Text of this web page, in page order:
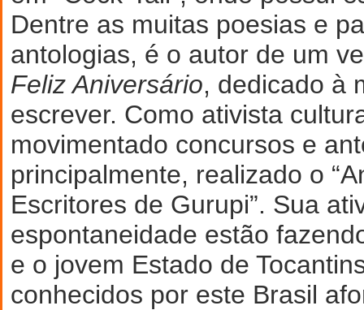
Dentre as muitas poesias e
antologias, é o autor de um
Feliz Aniversário, dedicado à
escrever. Como ativista
movimentado concursos e
principalmente, realizado o
Escritores de Gurupi”. Sua
espontaneidade estão
e o jovem Estado de
conhecidos por este Brasil